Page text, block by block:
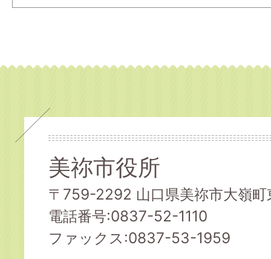
美祢市役所
〒759-2292 山口県美祢市大嶺
電話番号:0837-52-1110
ファックス:0837-53-1959